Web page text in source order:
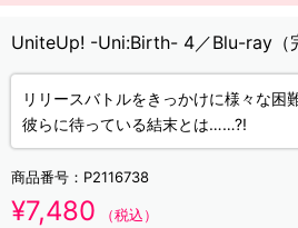
UniteUp! -Uni:Birth- 4／Blu-ray（
リリースバトルをきっかけに様々な困
彼らに待っている結末とは……?!
商品番号： P2116738
¥7,480 （税込）